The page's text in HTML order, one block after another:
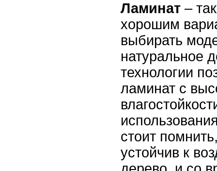
Ламинат –
хорошим
выбирать
натуральное
технологии
ламинат с
стоит
устойчив к